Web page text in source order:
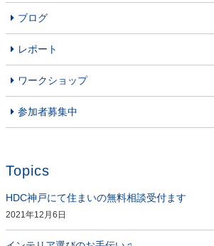
ブログ
レポート
ワークショップ
参加者募集中
Topics
HDC神戸にて住まいの無料相談受付ます
2021年12月6日